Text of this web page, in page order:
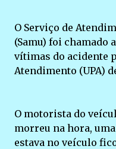
O Serviço de
(Samu) foi chamado
vítimas do acidente
Atendimento (UPA)
O motorista do
morreu na hora,
estava no veículo